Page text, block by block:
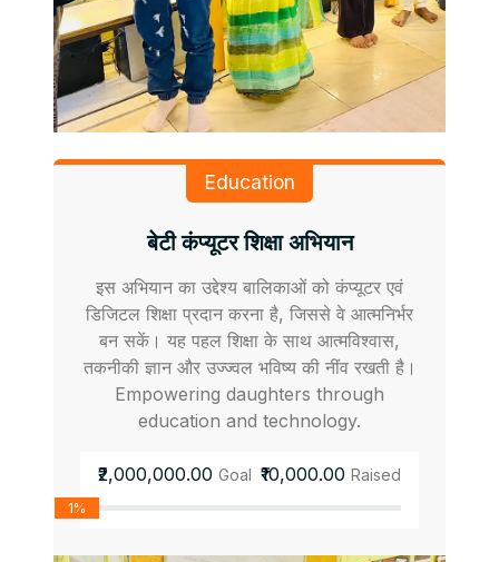
Education
बेटी कंप्यूटर शिक्षा अभियान
इस अभियान का उद्देश्य बालिकाओं को कंप्यूटर एवं
डिजिटल शिक्षा प्रदान करना है, जिससे वे आत्मनिर्भर
बन सकें। यह पहल शिक्षा के साथ आत्मविश्वास,
तकनीकी ज्ञान और उज्ज्वल भविष्य की नींव रखती है।
Empowering daughters through
education and technology.
₹2,000,000.00 Goal ₹10,000.00 Raised
1%